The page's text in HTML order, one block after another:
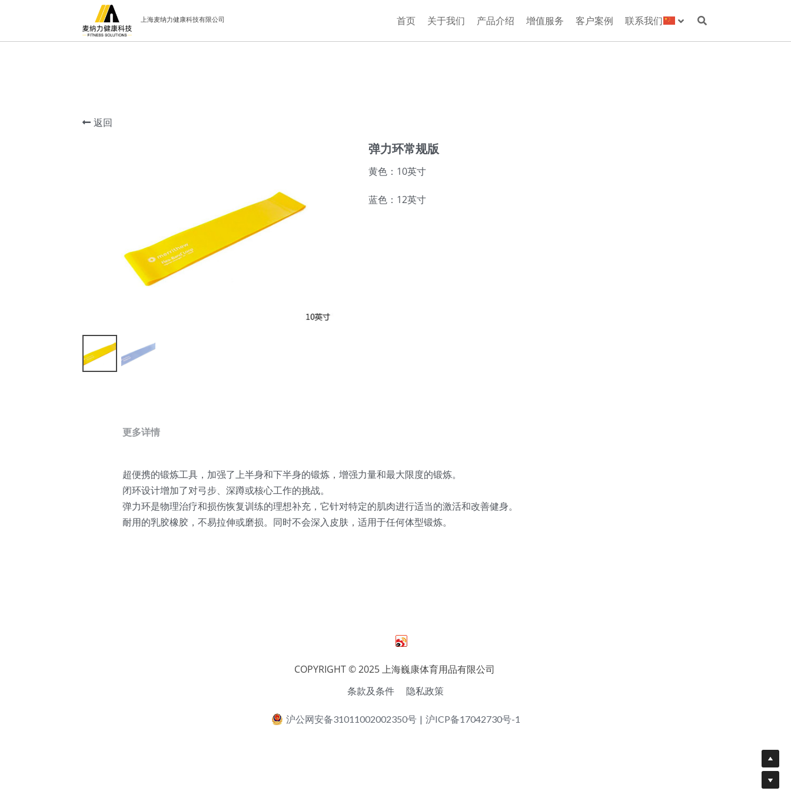
上海麦纳力健康科技有限公司 首页 关于我们 产品介绍 增值服务 客户案例 联系我们
返回
弹力环常规版
黄色：10英寸
蓝色：12英寸
更多详情
超便携的锻炼工具，加强了上半身和下半身的锻炼，增强力量和最大限度的锻炼。
闭环设计增加了对弓步、深蹲或核心工作的挑战。
弹力环是物理治疗和损伤恢复训练的理想补充，它针对特定的肌肉进行适当的激活和改善健身。
耐用的乳胶橡胶，不易拉伸或磨损。同时不会深入皮肤，适用于任何体型锻炼。
COPYRIGHT © 2025 上海巍康体育用品有限公司
条款及条件
隐私政策
沪公网安备31011002002350号 | 沪ICP备17042730号-1